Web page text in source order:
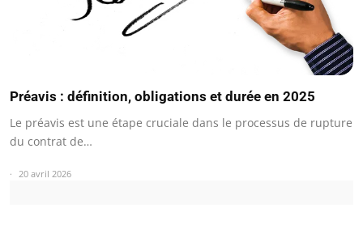
Préavis : définition, obligations et durée en 2025
Le préavis est une étape cruciale dans le processus de rupture
du contrat de…
20 avril 2026